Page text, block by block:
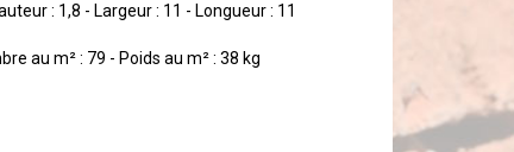
: 1,8 - Largeur : 11 - Longueur : 11
au m² : 79 - Poids au m² : 38 kg